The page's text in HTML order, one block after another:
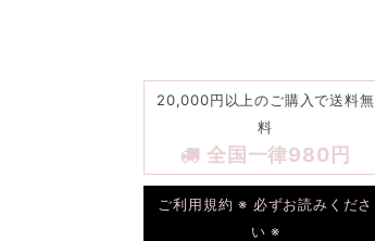
20,000円以上のご購入で送料無
料
全国一律980円
ご利用規約 ※ 必ずお読みくださ
い ※